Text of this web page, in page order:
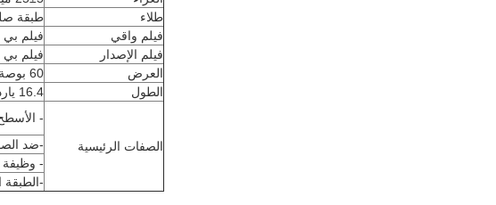
طلاء
طبقة
فيلم واقي
فيلم بي تي
فيلم الإصدار
فيلم بي تي
العرض
60 بوصة (1.52 متر)
الطول
16.4 ياردات ((15 متر)
الصفات الرئيسية
-
-ضد
- وظيفة
-الطبقة